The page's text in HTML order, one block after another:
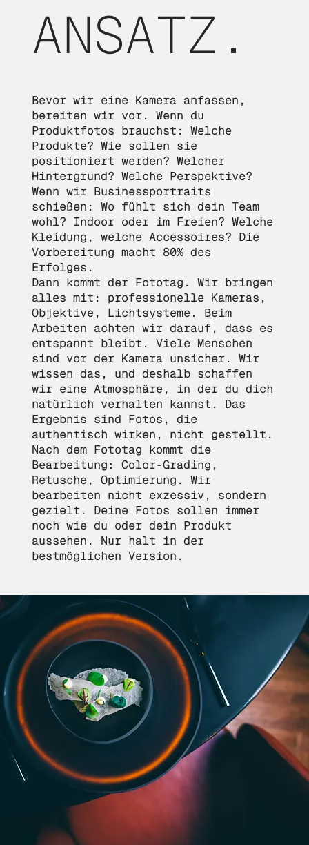
ANSATZ.
Bevor wir eine Kamera anfassen,
bereiten wir vor. Wenn du
Produktfotos brauchst: Welche
Produkte? Wie sollen sie
positioniert werden? Welcher
Hintergrund? Welche Perspektive?
Wenn wir Businessportraits
schießen: Wo fühlt sich dein Team
wohl? Indoor oder im Freien? Welche
Kleidung, welche Accessoires? Die
Vorbereitung macht 80% des
Erfolges.
Dann kommt der Fototag. Wir bringen
alles mit: professionelle Kameras,
Objektive, Lichtsysteme. Beim
Arbeiten achten wir darauf, dass es
entspannt bleibt. Viele Menschen
sind vor der Kamera unsicher. Wir
wissen das, und deshalb schaffen
wir eine Atmosphäre, in der du dich
natürlich verhalten kannst. Das
Ergebnis sind Fotos, die
authentisch wirken, nicht gestellt.
Nach dem Fototag kommt die
Bearbeitung: Color-Grading,
Retusche, Optimierung. Wir
bearbeiten nicht exzessiv, sondern
gezielt. Deine Fotos sollen immer
noch wie du oder dein Produkt
aussehen. Nur halt in der
bestmöglichen Version.